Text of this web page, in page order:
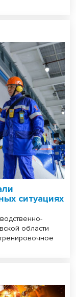
ситуациях
области